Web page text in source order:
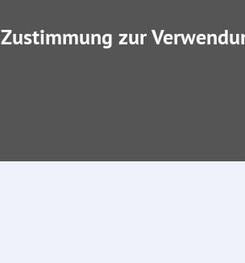
Zustimmung zur